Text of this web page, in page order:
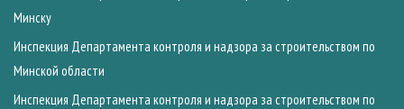
Минску
Инспекция Департамента контроля и надзора за строительством по
Минской области
Инспекция Департамента контроля и надзора за строительством по